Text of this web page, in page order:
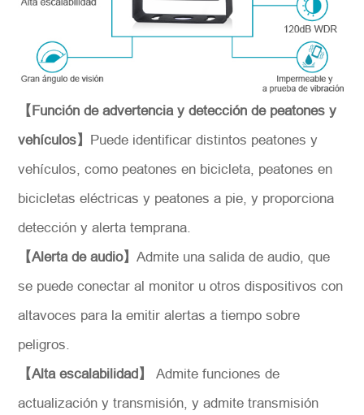
【Función de advertencia y detección de peatones y
vehículos】 Puede identificar distintos peatones y
vehículos, como peatones en bicicleta, peatones en
bicicletas eléctricas y peatones a pie, y proporciona
detección y alerta temprana.
【Alerta de audio】Admite una salida de audio, que
se puede conectar al monitor u otros dispositivos con
altavoces para la emitir alertas a tiempo sobre
peligros.
【Alta escalabilidad】
Admite funciones de
actualización y transmisión, y admite transmisión